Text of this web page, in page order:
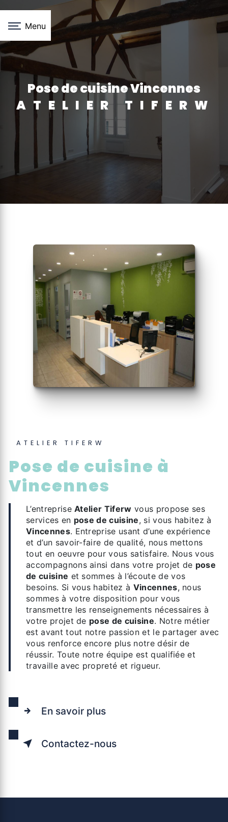
Menu
pose de cuisine Vincennes
ATELIER TIFERW
ATELIER TIFERW
pose de cuisine à
Vincennes
L’entrepriseAtelier Tiferw vous propose ses
services en pose de cuisine, si vous habitez à
Vincennes. Entreprise usant d’une expérience
et d’un savoir-faire de qualité, nous mettons
tout en oeuvre pour vous satisfaire. Nous vous
accompagnons ainsi dans votre projet de pose
de cuisine et sommes à l’écoute de vos
besoins. Si vous habitez à Vincennes, nous
sommes à votre disposition pour vous
transmettre les renseignements nécessaires à
votre projet de pose de cuisine. Notre métier
est avant tout notre passion et le partager avec
vous renforce encore plus notre désir de
réussir. Toute notre équipe est qualifiée et
travaille avec propreté et rigueur.
En savoir plus
Contactez-nous
Panneau de gestion des cookies